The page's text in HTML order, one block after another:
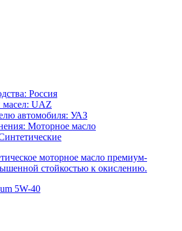
Россия
UAZ
автомобиля: УАЗ
Моторное масло
моторное масло премиум-
стойкостью к окислению.
5W-40